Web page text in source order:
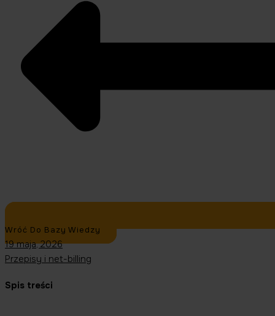
Wróć Do Bazy Wiedzy
19 maja, 2026
Przepisy i net-billing
Spis treści